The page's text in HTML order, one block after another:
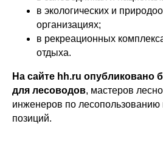
в экологических и
организациях;
в рекреационных
отдыха.
На сайте hh.ru опубликовано
для лесоводов, мастеров
инженеров по лесопользованию
позиций.
и обучения? Задайте
их специалистам отдела
по организации приема или
заявку. Телефоны для связи —